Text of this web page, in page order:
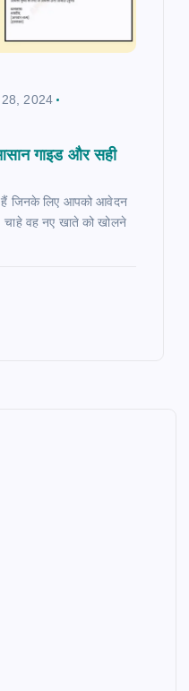
2024
गाइड और सही
हैं जिनके लिए आपको आवेदन
वह नए खाते को खोलने